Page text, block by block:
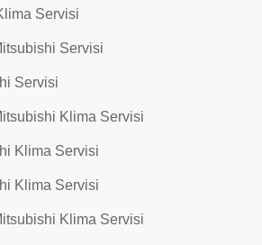
Servisi
Servisi
Servisi
Klima Servisi
Klima Servisi
Klima Servisi
Klima Servisi